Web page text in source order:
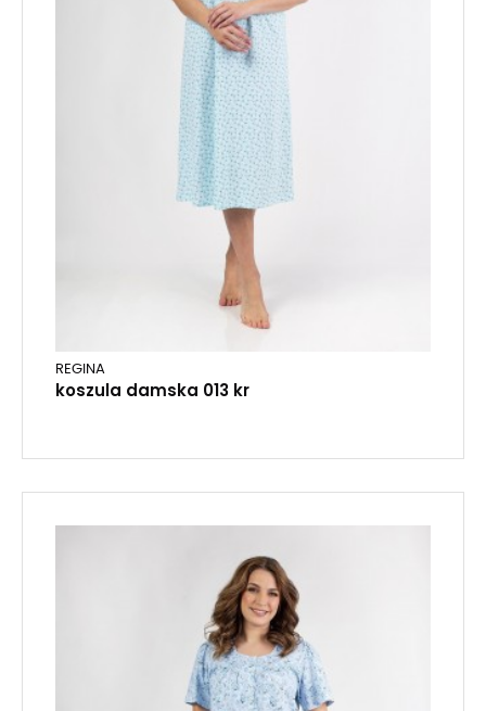
REGINA
koszula damska 013 kr